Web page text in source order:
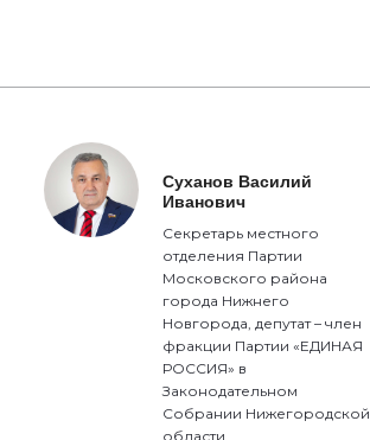
Суханов Василий
Иванович
Секретарь местного
отделения Партии
Московского района
города Нижнего
Новгорода, депутат – член
фракции Партии «ЕДИНАЯ
РОССИЯ» в
Законодательном
Собрании Нижегородской
области